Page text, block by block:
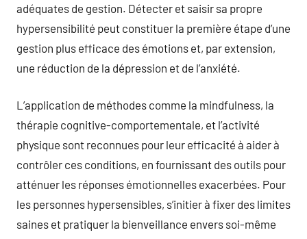
adéquates de gestion. Détecter et saisir sa propre
hypersensibilité peut constituer la première étape d’une
gestion plus efficace des émotions et, par extension,
une réduction de la dépression et de l’anxiété.
L’application de méthodes comme la mindfulness, la
thérapie cognitive-comportementale, et l’activité
physique sont reconnues pour leur efficacité à aider à
contrôler ces conditions, en fournissant des outils pour
atténuer les réponses émotionnelles exacerbées. Pour
les personnes hypersensibles, s’initier à fixer des limites
saines et pratiquer la bienveillance envers soi-même